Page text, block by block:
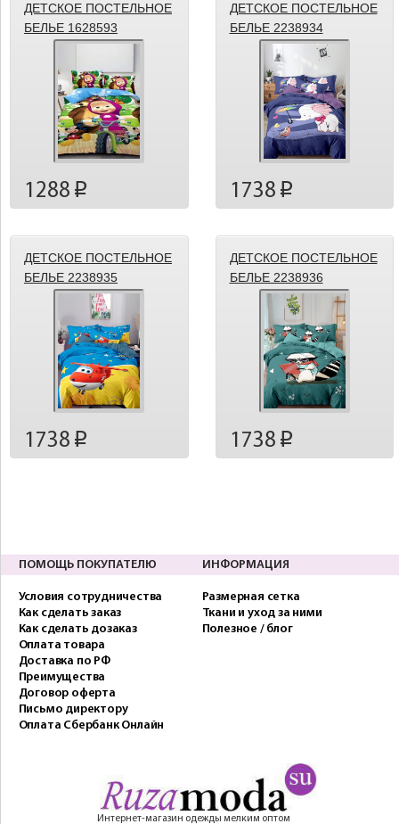
ДЕТСКОЕ ПОСТЕЛЬНОЕ
БЕЛЬЕ 1628593
1288 p
ДЕТСКОЕ ПОСТЕЛЬНОЕ
БЕЛЬЕ 2238934
1738 p
ДЕТСКОЕ ПОСТЕЛЬНОЕ
БЕЛЬЕ 2238935
1738 p
ДЕТСКОЕ ПОСТЕЛЬНОЕ
БЕЛЬЕ 2238936
1738 p
ПОМОЩЬ ПОКУПАТЕЛЮ
Условия сотрудничества
Как сделать заказ
Как сделать дозаказ
Оплата товара
Доставка по РФ
Преимущества
Договор оферта
Письмо директору
Оплата Сбербанк Онлайн
ИНФОРМАЦИЯ
Размерная сетка
Ткани и уход за ними
Полезное / блог
Интернет-магазин одежды мелким оптом